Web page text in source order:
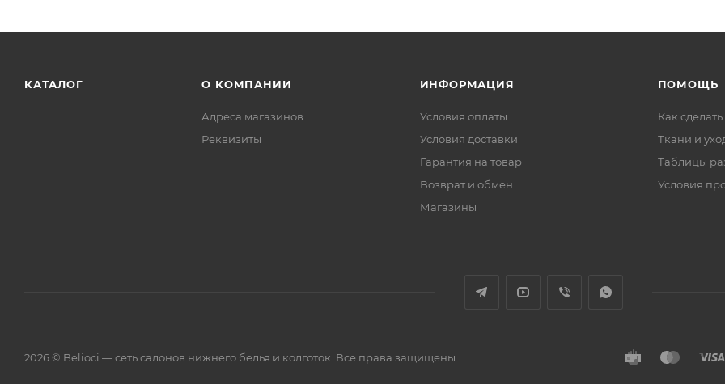
КАТАЛОГ О КОМПАНИИ
Адреса магазинов
Реквизиты
ИНФОРМАЦИЯ
Условия оплаты
Условия доставки
Гарантия на товар
Возврат и обмен
Магазины
ПОМОЩЬ
Как сделать
Ткани и
Таблицы
Условия
2026 © Belioci — сеть салонов нижнего белья и колготок. Все права защищены.